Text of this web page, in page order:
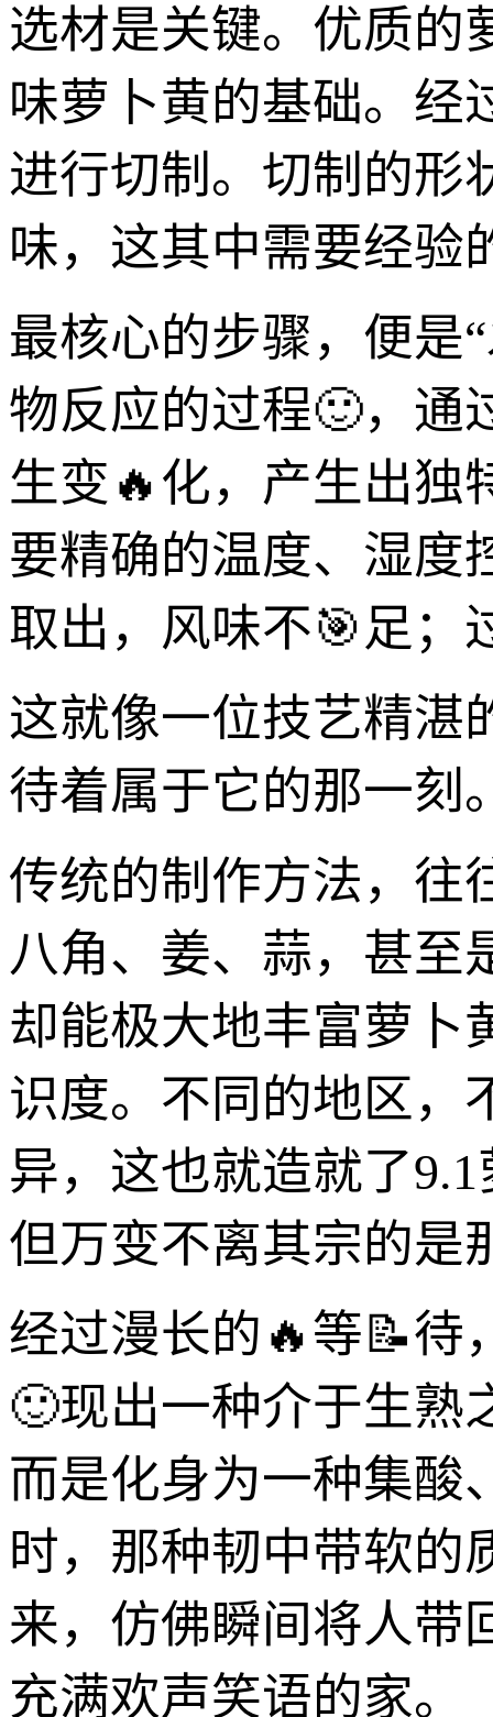
选材是关键。优质的
味萝卜黄的基础。经
进行切制。切制的形
味，这其中需要经验
最核心的步骤，便是
物反应的过程🙂，通
生变🔥化，产生出独
要精确的温度、湿度
取出，风味不🎯足；
这就像一位技艺精湛
待着属于它的那一刻
传统的制作方法，往
八角、姜、蒜，甚至
却能极大地丰富萝卜
识度。不同的地区，
异，这也就造就了
但万变不离其宗的是
经过漫长的🔥等📝待
🙂现出一种介于生熟
而是化身为一种集酸
时，那种韧中带软的
来，仿佛瞬间将人带
充满欢声笑语的家。